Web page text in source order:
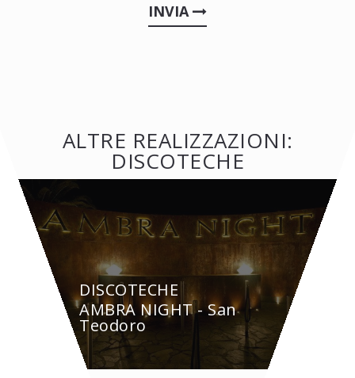
INVIA
ALTRE REALIZZAZIONI:
DISCOTECHE
DISCOTECHE
AMBRA NIGHT - San
Teodoro